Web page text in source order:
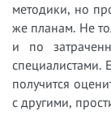
методики, но
же планам. Не
и по
специалистами.
получится
с другими,